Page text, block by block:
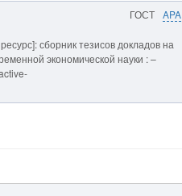
ГОСТ APA
сборник тезисов докладов на
экономической науки : –